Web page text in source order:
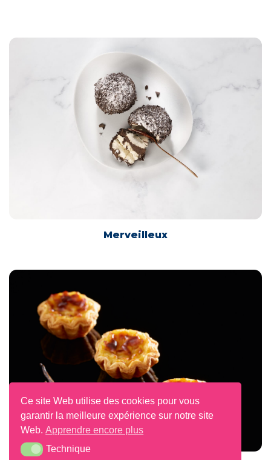
Merveilleux
Ce site Web utilise des cookies pour vous
garantir la meilleure expérience sur notre site
Web.Apprendre encore plus
TechniqueTechnique